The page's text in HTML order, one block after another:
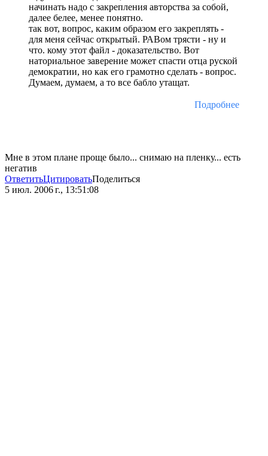
начинать надо с закрепления авторства за собой,
далее белее, менее понятно.
так вот, вопрос, каким образом его закреплять -
для меня сейчас открытый. РАВом трясти - ну и
что. кому этот файл - доказательство. Вот
наториальное заверение может спасти отца руской
демократии, но как его грамотно сделать - вопрос.
Думаем, думаем, а то все бабло утащат.
Подробнее
Мне в этом плане проще было... снимаю на пленку... есть
негатив
ОтветитьЦитироватьПоделиться
5 июл. 2006 г., 13:51:08